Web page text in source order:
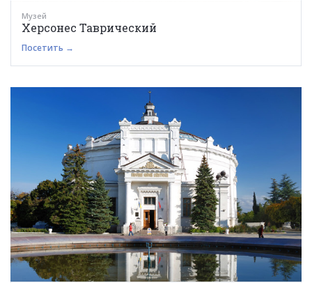
Музей
Херсонес Таврический
Посетить →